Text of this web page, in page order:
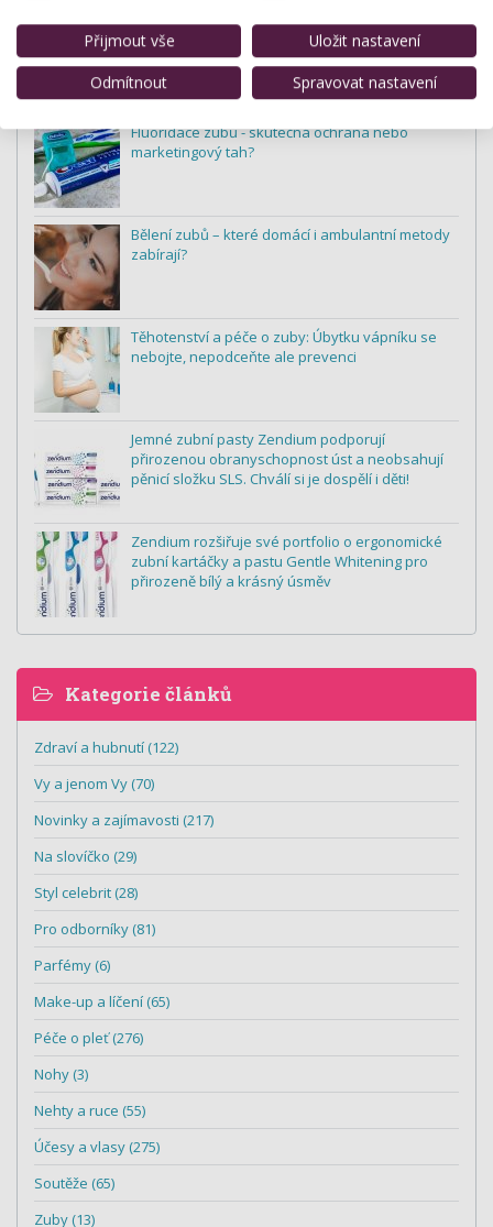
Zuby
Nejnovější články v kategorii:
Fluoridace zubů - skutečná ochrana nebo
marketingový tah?
Bělení zubů – které domácí i ambulantní metody
zabírají?
Těhotenství a péče o zuby: Úbytku vápníku se
nebojte, nepodceňte ale prevenci
Jemné zubní pasty Zendium podporují
přirozenou obranyschopnost úst a neobsahují
pěnicí složku SLS. Chválí si je dospělí i děti!
Zendium rozšiřuje své portfolio o ergonomické
zubní kartáčky a pastu Gentle Whitening pro
přirozeně bílý a krásný úsměv
Kategorie článků
Zdraví a hubnutí (122)
Vy a jenom Vy (70)
Novinky a zajímavosti (217)
Na slovíčko (29)
Styl celebrit (28)
Pro odborníky (81)
Parfémy (6)
Make-up a líčení (65)
Péče o pleť (276)
Nohy (3)
Nehty a ruce (55)
Účesy a vlasy (275)
Soutěže (65)
Zuby (13)
Přijmout vše
Uložit nastavení
Odmítnout
Spravovat nastavení